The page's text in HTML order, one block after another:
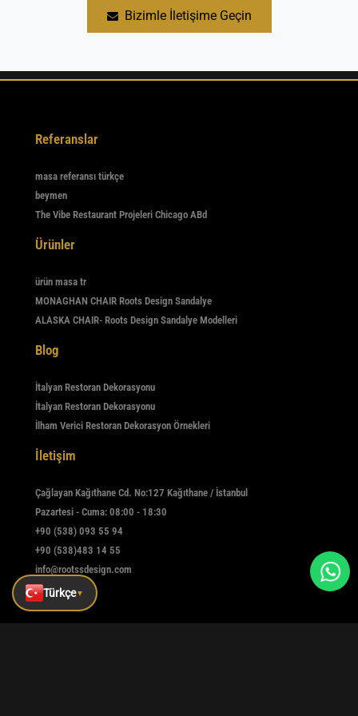
Türkçe▼
mobilyaları mevsim geçişlerinde kapalı alanda muhafaza
edilerek ömrü uzatılabilir.
Bizimle İletişime Geçin
Referanslar
masa referansı türkçe
beymen
The Vibe Restaurant Projeleri Chicago ABd
Ürünler
ürün masa tr
MONAGHAN CHAIR Roots Design Sandalye
ALASKA CHAIR- Roots Design Sandalye Modelleri
Blog
İtalyan Restoran Dekorasyonu
İtalyan Restoran Dekorasyonu
İlham Verici Restoran Dekorasyon Örnekleri
İletişim
Çağlayan Kağıthane Cd. No:127 Kağıthane / İstanbul
Pazartesi - Cuma: 08:00 - 18:30
+90 (538) 093 55 94
+90 (538)483 14 55
info@rootssdesign.com
E-Bülten